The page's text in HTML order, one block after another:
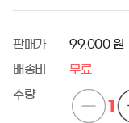
판매가 99,000 원
배송비 무료
수량
1